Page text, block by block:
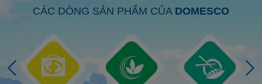
CÁC DÒNG SẢN PHẨM CỦA DOMESCO